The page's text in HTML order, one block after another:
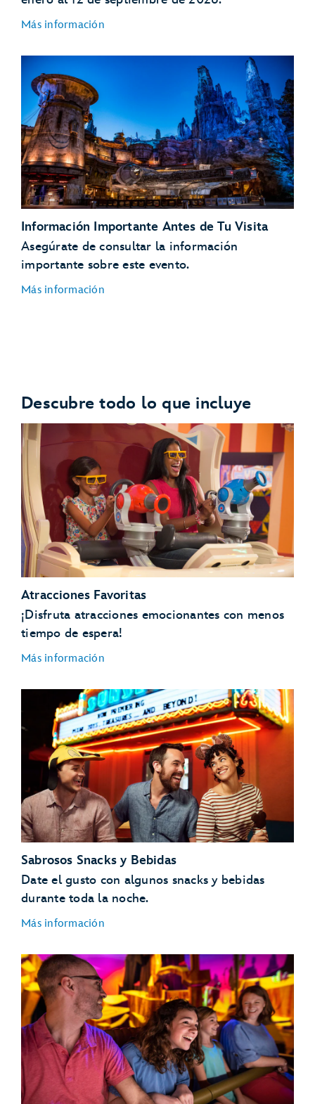
Más información
Información Importante Antes de Tu Visita
Asegúrate de consultar la información
importante sobre este evento.
Más información
Descubre todo lo que incluye
Atracciones Favoritas
¡Disfruta atracciones emocionantes con menos
tiempo de espera!
Más información
Rock ‘n’ Roller Coaster Starring The Muppets
Millennium Falcon: Smuggler’s Run
Star Wars: Rise of the Resistance
Slinky Dog Dash
Toy Story Mania!
Alien Swirling Saucers
The Twilight Zone Tower of Terror
Mickey & Minnie’s Runaway Railway
Sabrosos Snacks y Bebidas
Date el gusto con algunos snacks y bebidas
durante toda la noche.
Más información